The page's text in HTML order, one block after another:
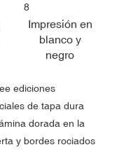
Impresión en
blanco y
negro